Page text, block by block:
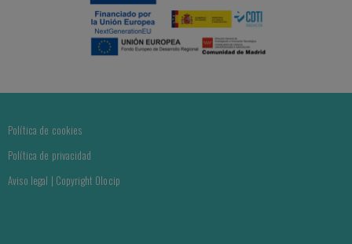
Política de cookies
Política de privacidad
Aviso legal | Copyright Olocip